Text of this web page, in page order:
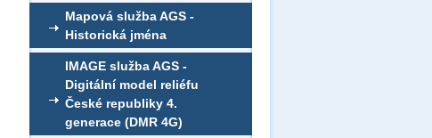
Mapová služba AGS -
Historická jména
IMAGE služba AGS -
Digitální model reliéfu
České republiky 4.
generace (DMR 4G)